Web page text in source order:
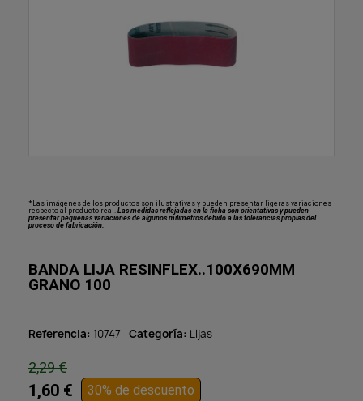
*Las imágenes de los productos son ilustrativas y pueden presentar ligeras variaciones
respecto al producto real. Las medidas reflejadas en la ficha son orientativas y pueden
presentar pequeñas variaciones de algunos milímetros debido a las tolerancias propias del
proceso de fabricación.
BANDA LIJA RESINFLEX..100X690MM
GRANO 100
Referencia 10747 Categoría Lijas
2,29 €
1,60 € 30% de descuento